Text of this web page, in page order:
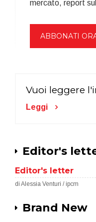
mercato, report
ABBONATI
Vuoi leggere
Leggi
Editor's
Editor's letter
di Alessia Venturi / ipcm
Brand New